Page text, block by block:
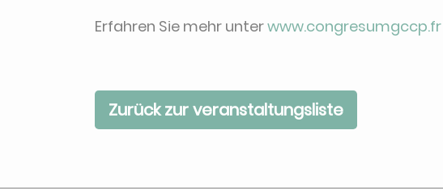
Erfahren Sie mehr unterwww.congresumgccp.fr
Zurück zur veranstaltungsliste